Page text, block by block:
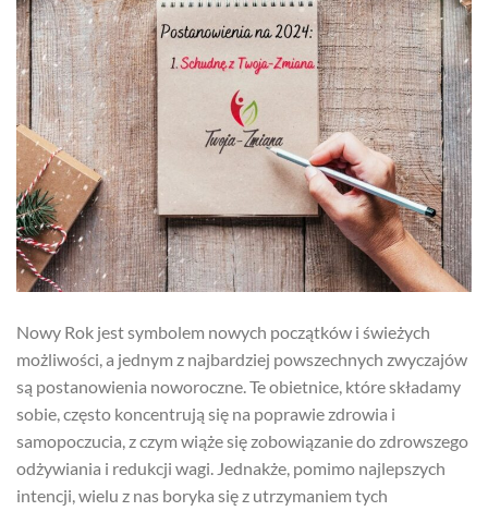
Nowy Rok jest symbolem nowych początków i świeżych
możliwości, a jednym z najbardziej powszechnych zwyczajów
są postanowienia noworoczne. Te obietnice, które składamy
sobie, często koncentrują się na poprawie zdrowia i
samopoczucia, z czym wiąże się zobowiązanie do zdrowszego
odżywiania i redukcji wagi. Jednakże, pomimo najlepszych
intencji, wielu z nas boryka się z utrzymaniem tych